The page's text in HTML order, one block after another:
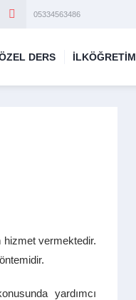
05334563486
DERS İLKÖĞRETİM
vermektedir.
yardımcı